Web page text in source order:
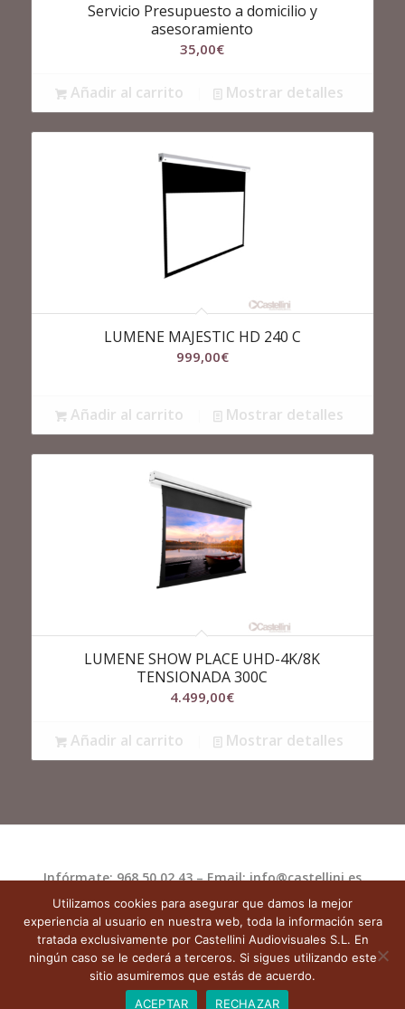
Servicio Presupuesto a domicilio y
asesoramiento
35,00€
Añadir al carrito Mostrar detalles
LUMENE MAJESTIC HD 240 C
999,00€
Añadir al carrito Mostrar detalles
LUMENE SHOW PLACE UHD-4K/8K
TENSIONADA 300C
4.499,00€
Añadir al carrito Mostrar detalles
Infórmate: 968 50 02 43 – Email: info@castellini.es
Castellini.es|Aviso Legal|Política de
privacidad| Política de Cookies|
Términos y condiciones de uso
Utilizamos cookies para asegurar que damos la mejor
experiencia al usuario en nuestra web, toda la información sera
tratada exclusivamente por Castellini Audiovisuales S.L. En
ningún caso se le cederá a terceros. Si sigues utilizando este
sitio asumiremos que estás de acuerdo.
ACEPTAR
RECHAZAR